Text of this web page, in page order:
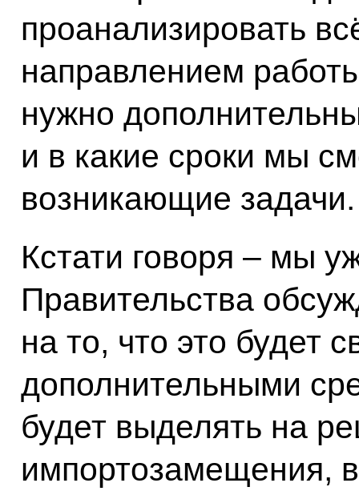
проанализировать
направлением
нужно
и в какие сроки мы
возникающие задачи.
Кстати говоря – мы
Правительства
на то, что это будет
дополнительными
будет выделять на
импортозамещения,